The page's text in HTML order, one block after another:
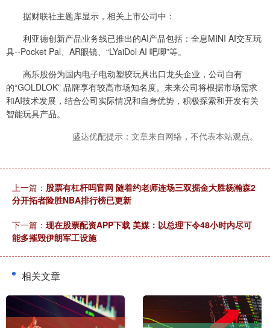
据财联社主题库显示，相关上市公司中：
利亚德创新产品业务线已推出的AI产品包括：全息MINI AI交互玩
具--Pocket Pal、AR眼镜、“LYaiDol AI 吧唧”等。
高乐股份为国内电子电动塑胶玩具出口龙头企业，公司自有
的“GOLDLOK” 品牌享有较高市场知名度。未来公司将根据市场需求
和AI技术发展，结合公司实际情况和自身优势，积极探索和开发有关
智能玩具产品。
盛达优配提示：文章来自网络，不代表本站观点。
上一篇： 股票有杠杆吗官网 随着约老师连场三双掘金大胜杨瀚森2
分开拓者险胜NBA排行榜已更新
下一篇： 现在股票配资APP下载 美媒：以总理下令48小时内尽可
能多摧毁伊朗军工设施
相关文章